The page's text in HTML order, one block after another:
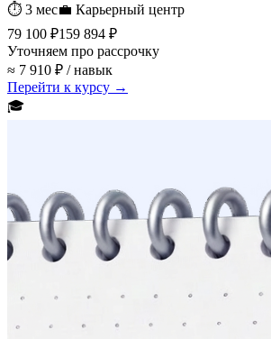
⏱ 3 мес💼 Карьерный центр
79 100 ₽159 894 ₽
Уточняем про рассрочку
≈ 7 910 ₽ / навык
Перейти к курсу →
🎓